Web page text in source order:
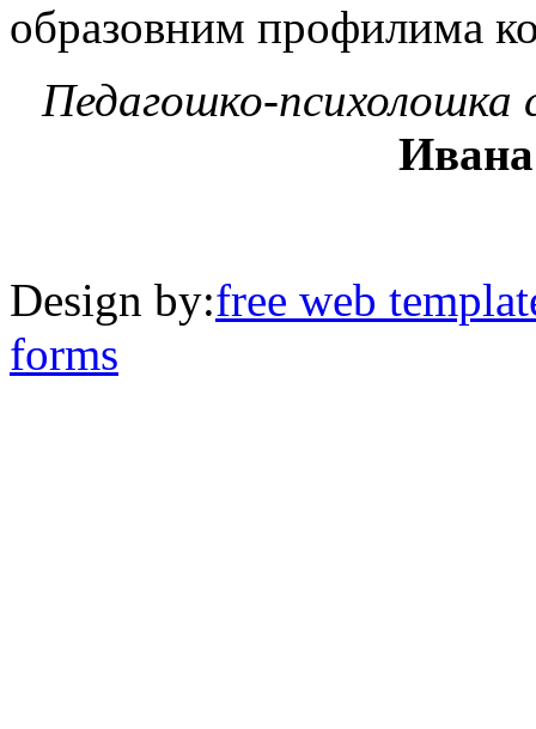
образовним профилима
Педагошко-
Design by:free web
forms